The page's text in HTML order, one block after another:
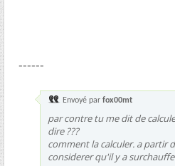
------
Envoyé par fox00mt
par contre tu me dit de
dire ???
comment la calculer. a partir
considerer qu'il y a surchauffe